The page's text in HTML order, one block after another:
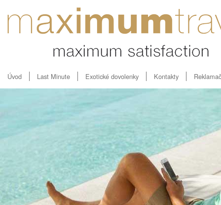
Úvod Last Minute Exotické dovolenky Kontakty